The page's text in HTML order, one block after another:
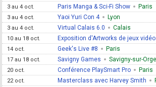
3 au 4 oct. Paris Manga & Sci-Fi Show Paris
3 au 4 oct. Yaoi Yuri Con 4 Lyon
3 au 4 oct. Virtual Calais 6.0 Calais
10 au 18 oct. Exposition d'Artworks de jeux vidéo
14 oct. Geek's Live #8 Paris
17 au 18 oct. Savigny Games Savigny-sur-Orge
20 oct. Conférence PlaySmart Pro Paris
22 oct. Masterclass avec Harvey Smith